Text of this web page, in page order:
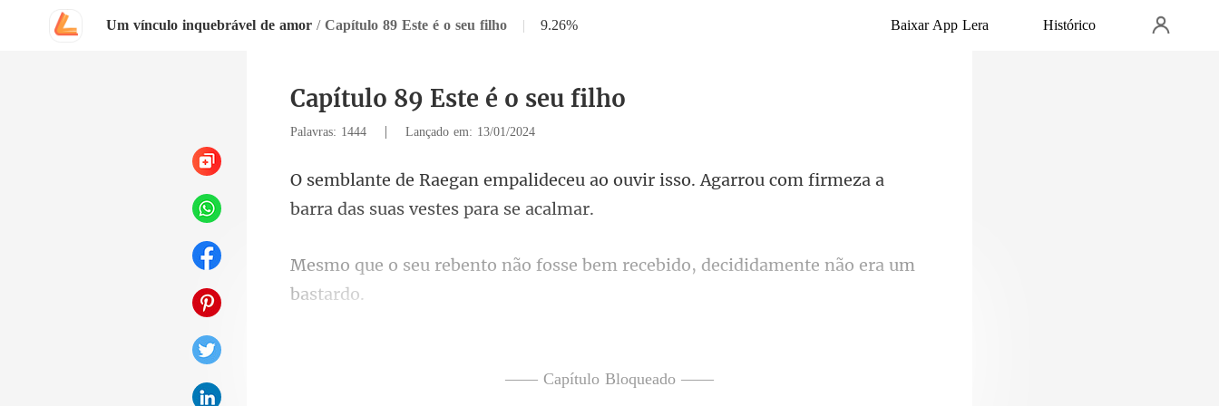
Um vínculo inquebrável de amor / Capítulo 89 Este é o seu filho | 9.26% Baixar App Lera Histórico
Capítulo 89 Este é o seu filho
Palavras: 1444 | Lançado em: 13/01/2024
ouvir isso. Agarrou com firmeza a
b
fosse bem recebido, decidi
—— Capítulo Bloqueado ——